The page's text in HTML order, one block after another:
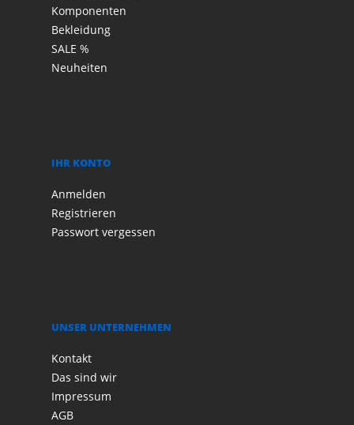
Komponenten
Bekleidung
SALE %
Neuheiten
IHR KONTO
Anmelden
Registrieren
Passwort vergessen
UNSER UNTERNEHMEN
Kontakt
Das sind wir
Impressum
AGB